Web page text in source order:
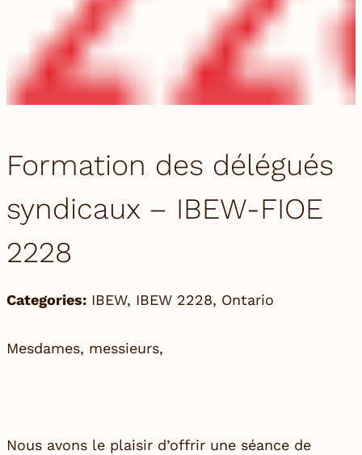
Formation des délégués
syndicaux – IBEW-FIOE
2228
Categories: IBEW, IBEW 2228, Ontario
Mesdames, messieurs,
Nous avons le plaisir d’offrir une séance de